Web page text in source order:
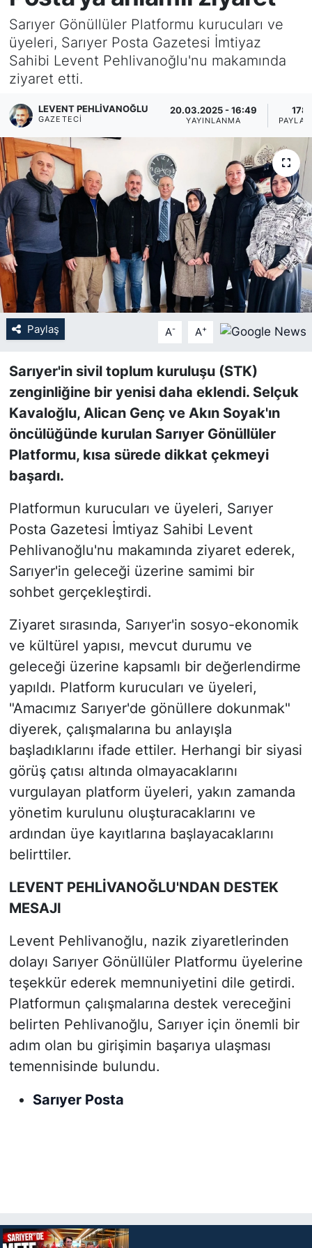
Sarıyer Gönüllüler Platformu kurucuları ve
üyeleri, Sarıyer Posta Gazetesi İmtiyaz
Sahibi Levent Pehlivanoğlu'nu makamında
ziyaret etti.
LEVENT PEHLIVANOĞLU
GAZETECI
20.03.2025 - 16:49
YAYINLANMA
178
Paylaş A- A+
Sarıyer'in sivil toplum kuruluşu (STK)
zenginliğine bir yenisi daha eklendi. Selçuk
Kavaloğlu, Alican Genç ve Akın Soyak'ın
öncülüğünde kurulan Sarıyer Gönüllüler
Platformu, kısa sürede dikkat çekmeyi
başardı.
Platformun kurucuları ve üyeleri, Sarıyer
Posta Gazetesi İmtiyaz Sahibi Levent
Pehlivanoğlu'nu makamında ziyaret ederek,
Sarıyer'in geleceği üzerine samimi bir
sohbet gerçekleştirdi.
Ziyaret sırasında, Sarıyer'in sosyo-ekonomik
ve kültürel yapısı, mevcut durumu ve
geleceği üzerine kapsamlı bir değerlendirme
yapıldı. Platform kurucuları ve üyeleri,
"Amacımız Sarıyer'de gönüllere dokunmak"
diyerek, çalışmalarına bu anlayışla
başladıklarını ifade ettiler. Herhangi bir siyasi
görüş çatısı altında olmayacaklarını
vurgulayan platform üyeleri, yakın zamanda
yönetim kurulunu oluşturacaklarını ve
ardından üye kayıtlarına başlayacaklarını
belirttiler.
LEVENT PEHLİVANOĞLU'NDAN DESTEK
MESAJI
Levent Pehlivanoğlu, nazik ziyaretlerinden
dolayı Sarıyer Gönüllüler Platformu üyelerine
teşekkür ederek memnuniyetini dile getirdi.
Platformun çalışmalarına destek vereceğini
belirten Pehlivanoğlu, Sarıyer için önemli bir
adım olan bu girişimin başarıya ulaşması
temennisinde bulundu.
Sarıyer Posta
KÖŞE YAZILARI
KÖŞE YAZILARI (Arşiv)
RÖPORTAJ
SAĞLIK
SARIYER HABERLERİ
SARIYER İMAR BARIŞI
SEKTÖR
SON DAKİKA HABERİ
SPOR
TEKNOLOJİ
VİDEO GALERİ
YAŞAM